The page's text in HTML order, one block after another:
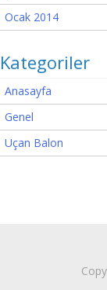
Ocak 2014
Kategoriler
Anasayfa
Genel
Uçan Balon